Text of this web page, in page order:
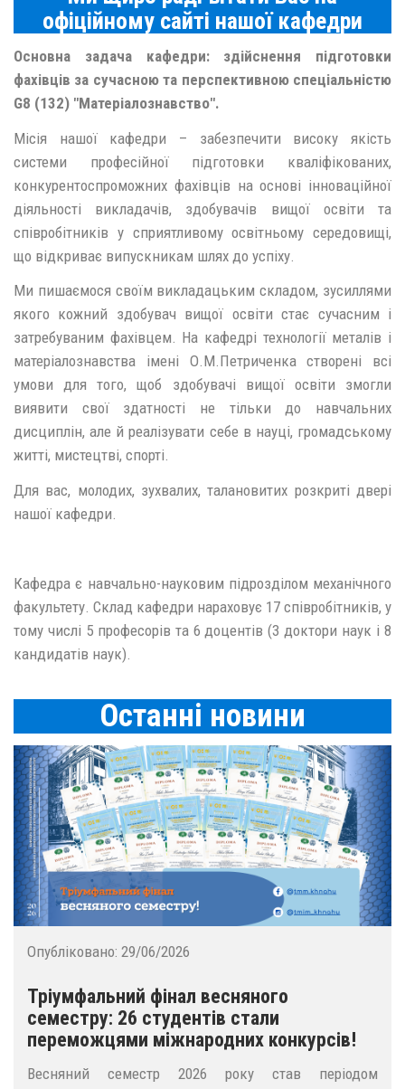
офіційному сайті нашої кафедри
Основна задача кафедри: здійснення підготовки
фахівців за сучасною та перспективною спеціальністю
G8 (132) "Матеріалознавство".
Місія нашої кафедри – забезпечити високу якість
системи професійної підготовки кваліфікованих,
конкурентоспроможних фахівців на основі інноваційної
діяльності викладачів, здобувачів вищої освіти та
співробітників у сприятливому освітньому середовищі,
що відкриває випускникам шлях до успіху.
Ми пишаємося своїм викладацьким складом, зусиллями
якого кожний здобувач вищої освіти стає сучасним і
затребуваним фахівцем. На кафедрі технології металів і
матеріалознавства імені О.М.Петриченка створені всі
умови для того, щоб здобувачі вищої освіти змогли
виявити свої здатності не тільки до навчальних
дисциплін, але й реалізувати себе в науці, громадському
житті, мистецтві, спорті.
Для вас, молодих, зухвалих, талановитих розкриті двері
нашої кафедри.
Кафедра є навчально-науковим підрозділом механічного
факультету. Склад кафедри нараховує 17 співробітників, у
тому числі 5 професорів та 6 доцентів (3 доктори наук і 8
кандидатів наук).
Останнi новини
Опубліковано: 29/06/2026
Тріумфальний фінал весняного
семестру: 26 студентів стали
переможцями міжнародних конкурсів!
Весняний семестр 2026 року став періодом